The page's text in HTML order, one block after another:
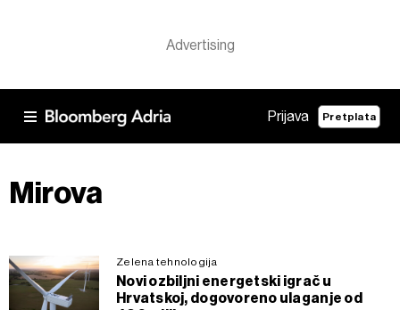
Prijava Pretplata
Mirova
Zelena tehnologija
Novi ozbiljni energetski igrač u
Hrvatskoj, dogovoreno ulaganje od